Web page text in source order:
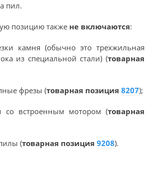
пил.
позицию также не включаются:
камня (обычно это трехжильная
из специальной стали) (товарная
фрезы (товарная позиция 8207);
со встроенным мотором (товарная
(товарная позиция 9208).